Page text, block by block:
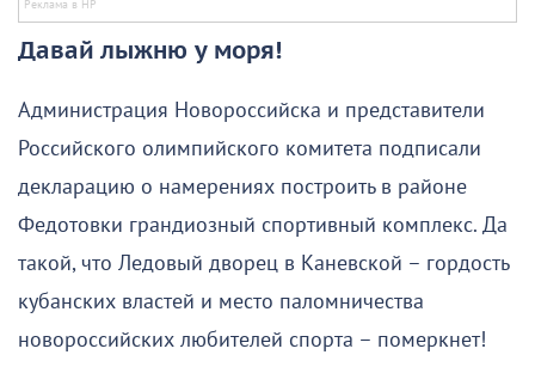
Давай лыжню у моря!
Администрация Новороссийска и представители
Российского олимпийского комитета подписали
декларацию о намерениях построить в районе
Федотовки грандиозный спортивный комплекс. Да
такой, что Ледовый дворец в Каневской – гордость
кубанских властей и место паломничества
новороссийских любителей спорта – померкнет!